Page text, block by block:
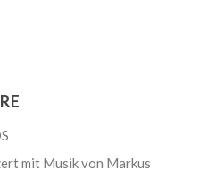
mit Musik von Markus